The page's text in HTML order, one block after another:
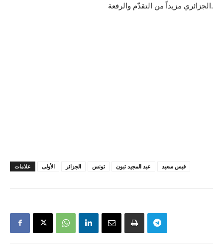
الجزائري مزيداً من التقدّم والرفعة.
علامات الأولى الجزائر تونس عبد المجيد تبون قيس سعيد